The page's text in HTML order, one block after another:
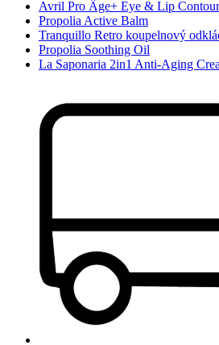
Avril Pro Âge+ Eye & Lip
Propolia Active Balm
Tranquillo Retro koupelnový
Propolia Soothing Oil
La Saponaria 2in1 Anti-Aging